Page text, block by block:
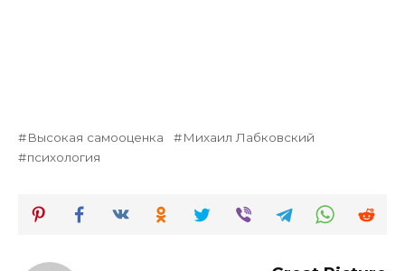
Высокая самооценка
Михаил Лабковский
психология